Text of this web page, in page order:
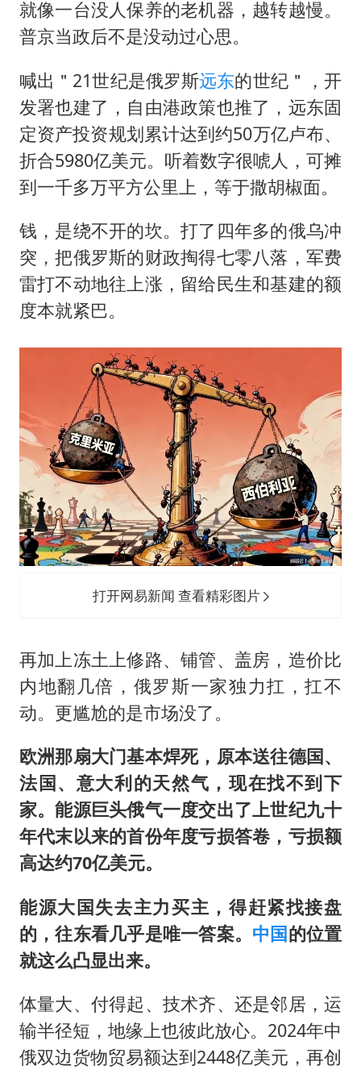
就像一台没人保养的老机器，越转越慢。
普京当政后不是没动过心思。
喊出＂21世纪是俄罗斯远东的世纪＂，开
发署也建了，自由港政策也推了，远东固
定资产投资规划累计达到约50万亿卢布、
折合5980亿美元。听着数字很唬人，可摊
到一千多万平方公里上，等于撒胡椒面。
钱，是绕不开的坎。打了四年多的俄乌冲
突，把俄罗斯的财政掏得七零八落，军费
雷打不动地往上涨，留给民生和基建的额
度本就紧巴。
打开网易新闻 查看精彩图片
再加上冻土上修路、铺管、盖房，造价比
内地翻几倍，俄罗斯一家独力扛，扛不
动。更尴尬的是市场没了。
欧洲那扇大门基本焊死，原本送往德国、
法国、意大利的天然气，现在找不到下
家。能源巨头俄气一度交出了上世纪九十
年代末以来的首份年度亏损答卷，亏损额
高达约70亿美元。
能源大国失去主力买主，得赶紧找接盘
的，往东看几乎是唯一答案。 中国的位置
就这么凸显出来。
体量大、付得起、技术齐、还是邻居，运
输半径短，地缘上也彼此放心。2024年中
俄双边货物贸易额达到2448亿美元，再创